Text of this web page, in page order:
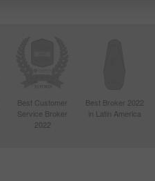
Best Customer
Service Broker
2022
Best Broker 2022
in Latin America